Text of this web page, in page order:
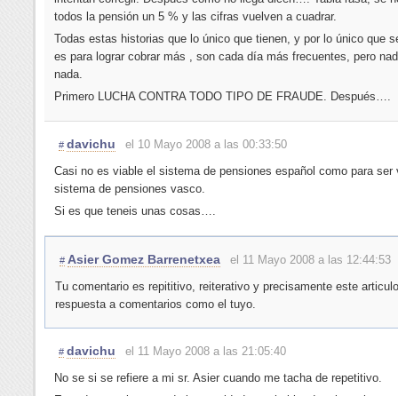
todos la pensión un 5 % y las cifras vuelven a cuadrar.
Todas estas historias que lo único que tienen, y por lo único que
es para lograr cobrar más , son cada día más frecuentes, pero
nada.
Primero LUCHA CONTRA TODO TIPO DE FRAUDE. Después….
# davichu
el 10 Mayo 2008 a las 00:33:50
Casi no es viable el sistema de pensiones español como para ser
sistema de pensiones vasco.
Si es que teneis unas cosas….
# Asier Gomez Barrenetxea
el 11 Mayo 2008 a las 12:44:53
Tu comentario es repititivo, reiterativo y precisamente este
respuesta a comentarios como el tuyo.
# davichu
el 11 Mayo 2008 a las 21:05:40
No se si se refiere a mi sr. Asier cuando me tacha de repetitivo.